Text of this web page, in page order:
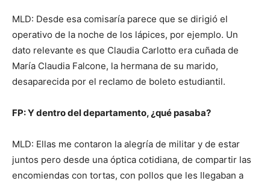
MLD: Desde esa comisaría parece que se dirigió el
operativo de la noche de los lápices, por ejemplo. Un
dato relevante es que Claudia Carlotto era cuñada de
María Claudia Falcone, la hermana de su marido,
desaparecida por el reclamo de boleto estudiantil.
FP: Y dentro del departamento, ¿qué pasaba?
MLD: Ellas me contaron la alegría de militar y de estar
juntos pero desde una óptica cotidiana, de compartir las
encomiendas con tortas, con pollos que les llegaban a